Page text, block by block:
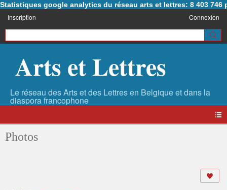
Statistiques google analytics du réseau arts et lettres: 8 403 746
Inscription Connexion
Arts et Lettres
Photos